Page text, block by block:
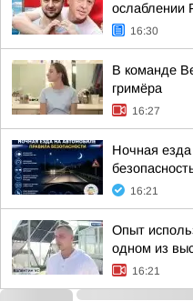
ослаблении
16:30
В команде
гримёра
16:27
Ночная езда
16:21
Опыт
одном из
16:21